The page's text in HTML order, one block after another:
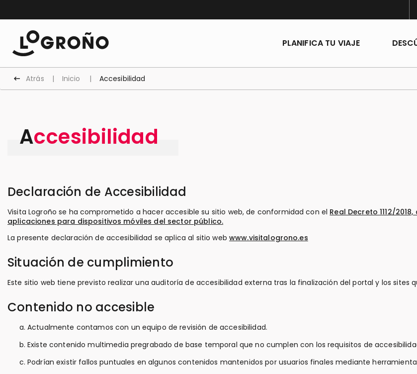
PLANIFICA TU VIAJE
Atrás Inicio Accesibilidad
Accesibilidad
Declaración de Accesibilidad
Visita Logroño se ha comprometido a hacer accesible su sitio web, de conformidad con el Real Decreto 1112/
aplicaciones para dispositivos móviles del sector público.
La presente declaración de accesibilidad se aplica al sitio web www.visitalogrono.es
Situación de cumplimiento
Este sitio web tiene previsto realizar una auditoría de accesibilidad externa tras la finalización del portal y los sites
Contenido no accesible
Actualmente contamos con un equipo de revisión de accesibilidad.
Existe contenido multimedia pregrabado de base temporal que no cumplen con los requisitos de accesibilidad
Podrían existir fallos puntuales en algunos contenidos mantenidos por usuarios finales mediante